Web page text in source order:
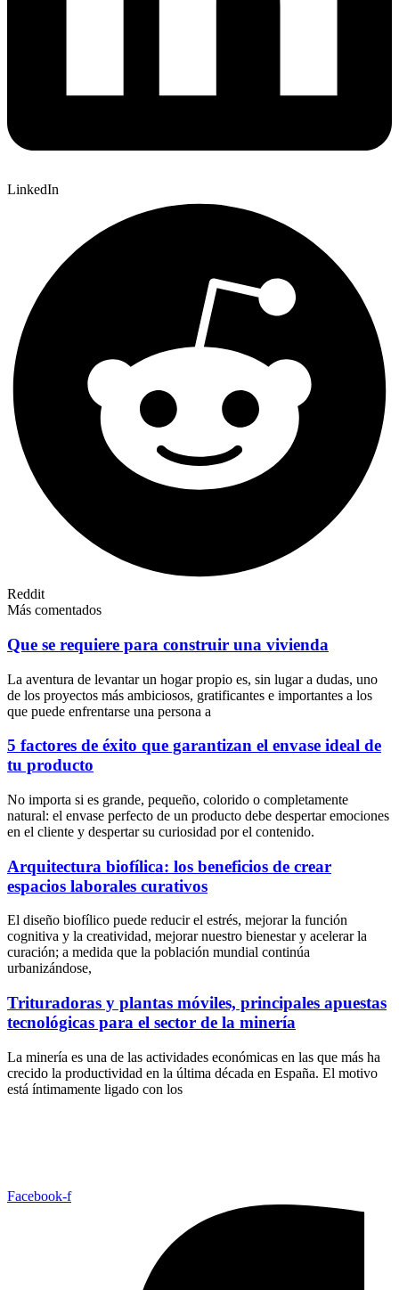
LinkedIn
Reddit
Más comentados
Que se requiere para construir una vivienda
La aventura de levantar un hogar propio es, sin lugar a dudas, uno
de los proyectos más ambiciosos, gratificantes e importantes a los
que puede enfrentarse una persona a
5 factores de éxito que garantizan el envase ideal de
tu producto
No importa si es grande, pequeño, colorido o completamente
natural: el envase perfecto de un producto debe despertar emociones
en el cliente y despertar su curiosidad por el contenido.
Arquitectura biofílica: los beneficios de crear
espacios laborales curativos
El diseño biofílico puede reducir el estrés, mejorar la función
cognitiva y la creatividad, mejorar nuestro bienestar y acelerar la
curación; a medida que la población mundial continúa
urbanizándose,
Trituradoras y plantas móviles, principales apuestas
tecnológicas para el sector de la minería
La minería es una de las actividades económicas en las que más ha
crecido la productividad en la última década en España. El motivo
está íntimamente ligado con los
Facebook-f